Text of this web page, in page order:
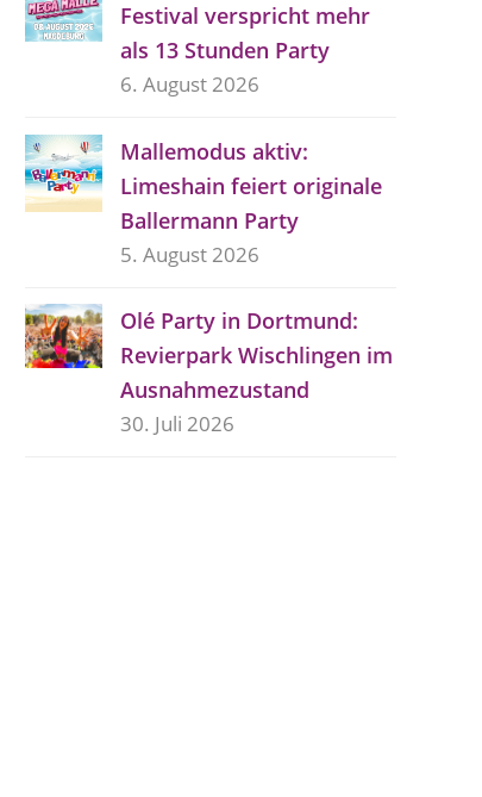
Festival verspricht mehr
als 13 Stunden Party
6. August 2026
Mallemodus aktiv:
Limeshain feiert originale
Ballermann Party
5. August 2026
Olé Party in Dortmund:
Revierpark Wischlingen im
Ausnahmezustand
30. Juli 2026